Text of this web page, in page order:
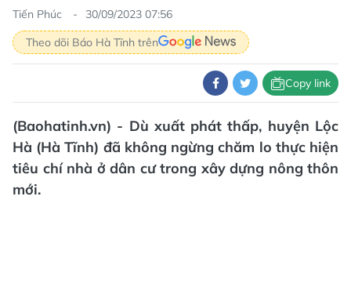
Tiến Phúc
30/09/2023 07:56
Theo dõi Báo Hà Tĩnh trên
Copy link
(Baohatinh.vn) - Dù xuất phát thấp, huyện Lộc
Hà (Hà Tĩnh) đã không ngừng chăm lo thực hiện
tiêu chí nhà ở dân cư trong xây dựng nông thôn
mới.